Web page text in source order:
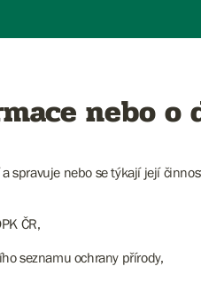
nebo o
spravuje nebo se týkají její
ČR,
seznamu ochrany přírody,